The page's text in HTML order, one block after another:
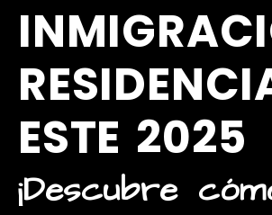
ESTE 2025
¡Descubre